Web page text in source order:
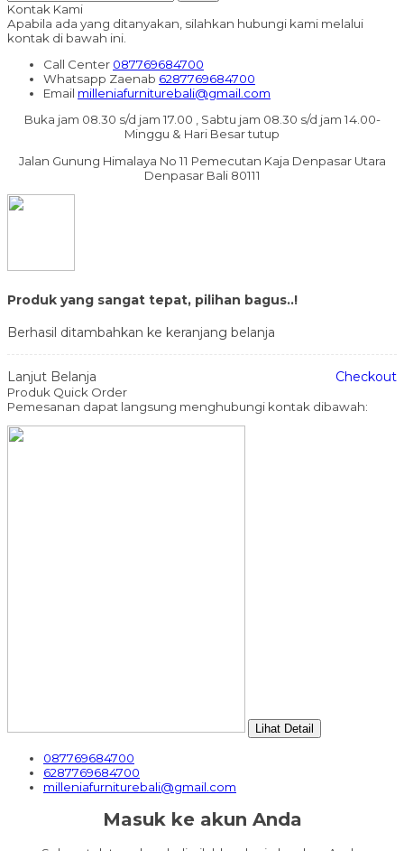
Kontak Kami
Apabila ada yang ditanyakan, silahkan hubungi kami melalui
kontak di bawah ini.
Call Center 087769684700
Whatsapp Zaenab 6287769684700
Email milleniafurniturebali@gmail.com
Buka jam 08.30 s/d jam 17.00 , Sabtu jam 08.30 s/d jam 14.00-
Minggu & Hari Besar tutup
Jalan Gunung Himalaya No 11 Pemecutan Kaja Denpasar Utara
Denpasar Bali 80111
Produk yang sangat tepat, pilihan bagus..!
Berhasil ditambahkan ke keranjang belanja
Lanjut Belanja Checkout
Produk Quick Order
Pemesanan dapat langsung menghubungi kontak dibawah:
Lihat Detail
087769684700
6287769684700
milleniafurniturebali@gmail.com
Masuk ke akun Anda